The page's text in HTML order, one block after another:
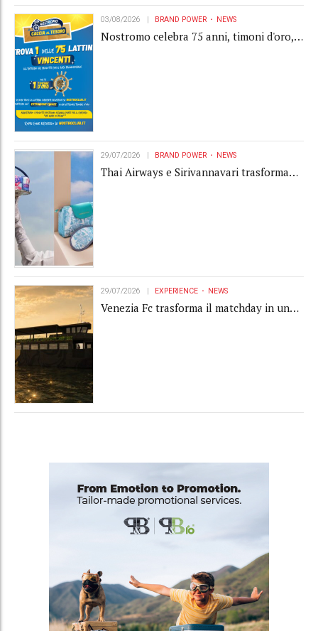
03/08/2026 BRAND POWER NEWS
Nostromo celebra 75 anni, timoni d'oro,
29/07/2026 BRAND POWER NEWS
Thai Airways e Sirivannavari trasformano
29/07/2026 EXPERIENCE NEWS
Venezia Fc trasforma il matchday in una